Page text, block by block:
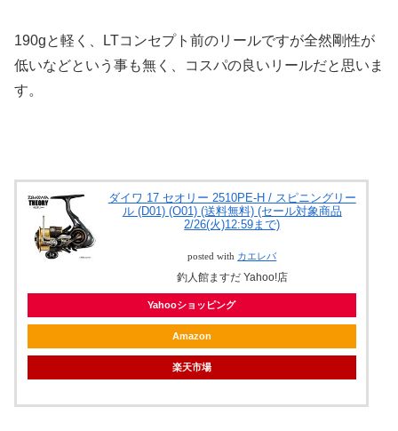
190gと軽く、LTコンセプト前のリールですが全然剛性が
低いなどという事も無く、コスパの良いリールだと思いま
す。
ダイワ 17 セオリー 2510PE-H / スピニングリー
ル (D01) (O01) (送料無料) (セール対象商品
2/26(火)12:59まで)
posted with カエレバ
釣人館ますだ Yahoo!店
Yahooショッピング
Amazon
楽天市場